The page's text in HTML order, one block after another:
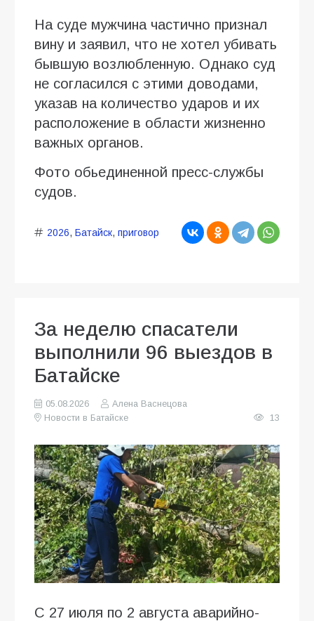
На суде мужчина частично признал
вину и заявил, что не хотел убивать
бывшую возлюбленную. Однако суд
не согласился с этими доводами,
указав на количество ударов и их
расположение в области жизненно
важных органов.
Фото обьединенной пресс-службы
судов.
2026, Батайск, приговор
За неделю спасатели
выполнили 96 выездов в
Батайске
05.08.2026
Алена Васнецова
Новости в Батайске
13
С 27 июля по 2 августа аварийно-